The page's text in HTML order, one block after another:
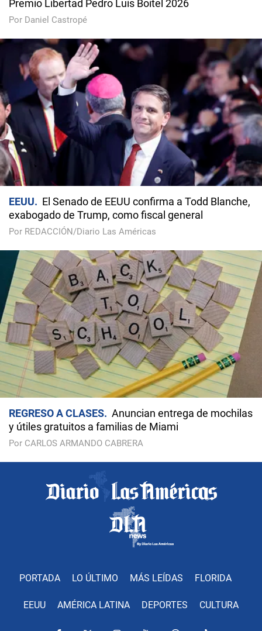
Premio Libertad Pedro Luis Boitel 2026
Por Daniel Castropé
EEUU
El Senado de EEUU confirma a Todd Blanche,
exabogado de Trump, como fiscal general
Por REDACCIÓN/Diario Las Américas
REGRESO A CLASES
Anuncian entrega de mochilas
y útiles gratuitos a familias de Miami
Por CARLOS ARMANDO CABRERA
PORTADA LO ÚLTIMO MÁS LEÍDAS FLORIDA
EEUU AMÉRICA LATINA DEPORTES CULTURA